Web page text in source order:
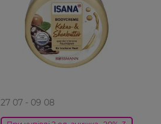
27 07 - 09 08